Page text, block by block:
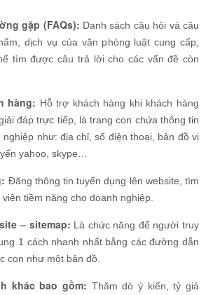
gặp (FAQs): Danh sách câu hỏi và câu
dịch vụ của văn phòng luật cung cấp,
tìm được câu trả lời cho các vấn đề còn
hàng: Hỗ trợ khách hàng khi khách hàng
đáp trực tiếp, là trang con chứa thông tin
nghiệp như: địa chỉ, số điện thoại, bản đồ vị
yahoo, skype…
Đăng thông tin tuyển dụng lên website, tìm
tiềm năng cho doanh nghiệp.
– sitemap: Là chức năng để người truy
1 cách nhanh nhất bằng các đường dẫn
con như một bản đồ.
khác bao gồm: Thăm dò ý kiến, tỷ giá